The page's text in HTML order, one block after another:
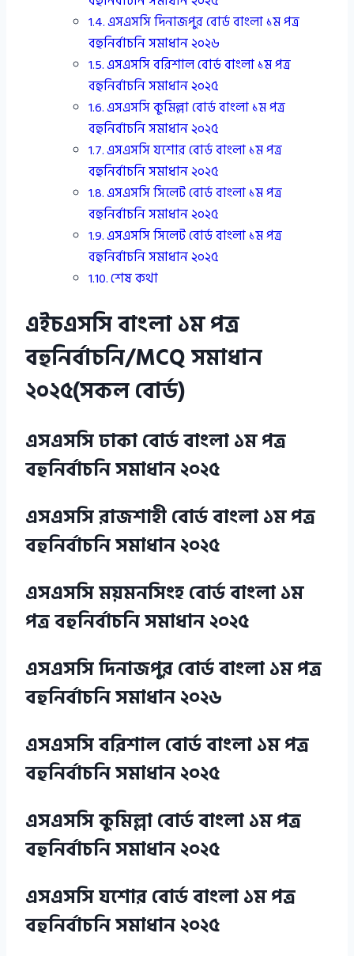
এসএসসি দিনাজপুর বোর্ড বাংলা ১ম পত্র
বহুনির্বাচনি সমাধান ২০২৬
এসএসসি বরিশাল বোর্ড বাংলা ১ম পত্র
বহুনির্বাচনি সমাধান ২০২৫
এসএসসি কুমিল্লা বোর্ড বাংলা ১ম পত্র
বহুনির্বাচনি সমাধান ২০২৫
এসএসসি যশোর বোর্ড বাংলা ১ম পত্র
বহুনির্বাচনি সমাধান ২০২৫
এসএসসি সিলেট বোর্ড বাংলা ১ম পত্র
বহুনির্বাচনি সমাধান ২০২৫
এসএসসি সিলেট বোর্ড বাংলা ১ম পত্র
বহুনির্বাচনি সমাধান ২০২৫
শেষ কথা
এইচএসসি বাংলা ১ম পত্র
বহুনির্বাচনি/MCQ সমাধান
২০২৫(সকল বোর্ড)
এসএসসি ঢাকা বোর্ড বাংলা ১ম পত্র
বহুনির্বাচনি সমাধান ২০২৫
এসএসসি রাজশাহী বোর্ড বাংলা ১ম পত্র
বহুনির্বাচনি সমাধান ২০২৫
এসএসসি ময়মনসিংহ বোর্ড বাংলা ১ম
পত্র বহুনির্বাচনি সমাধান ২০২৫
এসএসসি দিনাজপুর বোর্ড বাংলা ১ম পত্র
বহুনির্বাচনি সমাধান ২০২৬
এসএসসি বরিশাল বোর্ড বাংলা ১ম পত্র
বহুনির্বাচনি সমাধান ২০২৫
এসএসসি কুমিল্লা বোর্ড বাংলা ১ম পত্র
বহুনির্বাচনি সমাধান ২০২৫
এসএসসি যশোর বোর্ড বাংলা ১ম পত্র
বহুনির্বাচনি সমাধান ২০২৫